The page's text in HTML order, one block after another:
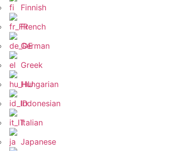
Finnish
French
German
Greek
Hungarian
Indonesian
Italian
Japanese